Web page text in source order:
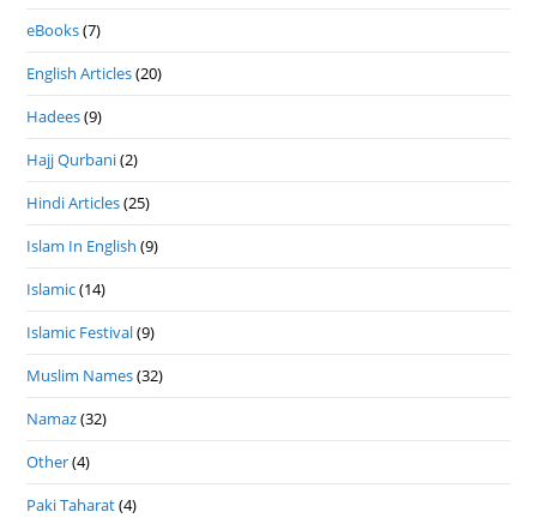
eBooks(7)
English Articles(20)
Hadees(9)
Hajj Qurbani(2)
Hindi Articles(25)
Islam In English (9)
Islamic(14)
Islamic Festival(9)
Muslim Names(32)
Namaz(32)
Other(4)
Paki Taharat(4)